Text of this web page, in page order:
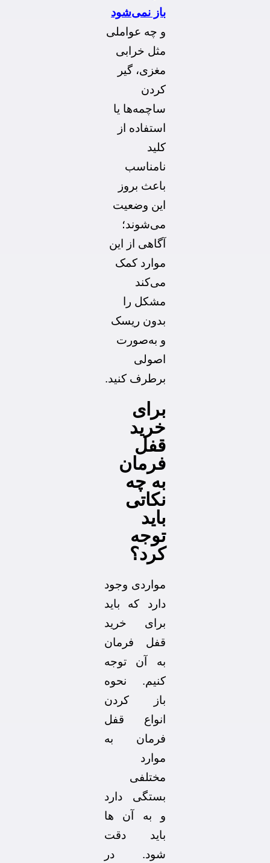
باز نمی‌شود
و چه عواملی
مثل خرابی
مغزی، گیر
کردن
ساچمه‌ها یا
استفاده از
کلید
نامناسب
باعث بروز
این وضعیت
می‌شوند؛
آگاهی از این
موارد کمک
می‌کند
مشکل را
بدون ریسک
و به‌صورت
اصولی
برطرف کنید.
برای
خرید
قفل
فرمان
به چه
نکاتی
باید
توجه
کرد؟
مواردی وجود
دارد که باید
برای خرید
قفل فرمان
به آن توجه
کنیم. نحوه
باز کردن
انواع قفل
فرمان به
موارد
مختلفی
بستگی دارد
و به آن ها
باید دقت
شود. در